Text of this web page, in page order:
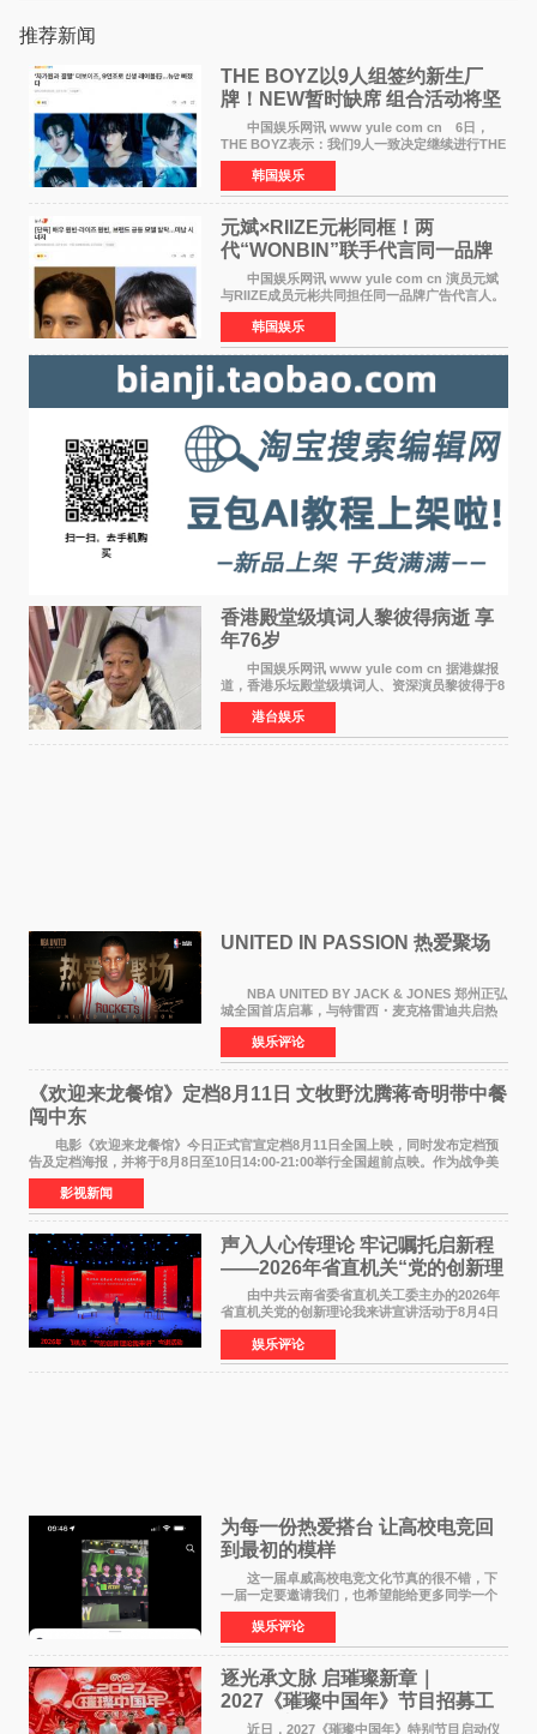
推荐新闻
THE BOYZ以9人组签约新生厂
牌！NEW暂时缺席 组合活动将坚
定不移继续
中国娱乐网讯 www yule com cn 6日，
THE BOYZ表示：我们9人一致决定继续进行THE
BOYZ组合活动，并且已经完成了组合团体活动
签约。目前正在新生厂牌下进行活动准备。尚未
离开THE BOYZ原所
韩国娱乐
元斌×RIIZE元彬同框！两
代“WONBIN”联手代言同一品牌
颜值天花板合体
中国娱乐网讯 www yule com cn 演员元斌
与RIIZE成员元彬共同担任同一品牌广告代言人。
6日据独家报道，继演员元斌之后，RIIZE元彬最
近也被选为某在线中介平台A公司的共同广告代言
人，两人将作
韩国娱乐
香港殿堂级填词人黎彼得病逝 享
年76岁​
中国娱乐网讯 www yule com cn 据港媒报
道，香港乐坛殿堂级填词人、资深演员黎彼得于8
月5日上午因病离世，终年76岁。好友钟志光透
露，黎彼得今年3月中风后便卧床休养，身体机能
持续衰退，最
港台娱乐
UNITED IN PASSION 热爱聚场
NBA UNITED BY JACK & JONES 郑州正弘
城全国首店启幕，与特雷西・麦克格雷迪共启热
爱 2026 年7 月21 日，
NBAUNITEDBYJACK&JONES 全国首店，于郑
州正弘城正式启幕。NBA 传奇球星
娱乐评论
《欢迎来龙餐馆》定档8月11日 文牧野沈腾蒋奇明带中餐
闯中东
电影《欢迎来龙餐馆》今日正式官宣定档8月11日全国上映，同时发布定档预
告及定档海报，并将于8月8日至10日14:00-21:00举行全国超前点映。作为战争美
食大片，影片讲述的是中国厨师徐福（沈腾
影视新闻
声入人心传理论 牢记嘱托启新程
——2026年省直机关“党的创新理
论我来讲”宣讲活动圆满落幕
由中共云南省委省直机关工委主办的2026年
省直机关党的创新理论我来讲宣讲活动于8月4日
至5日在昆明举办。活动以 "牢记嘱托 感恩奋进
开创云南发展新局面 "为主题，坚持以新时代中国
特色社会主义
娱乐评论
为每一份热爱搭台 让高校电竞回
到最初的模样
这一届卓威高校电竞文化节真的很不错，下
一届一定要邀请我们，也希望能给更多同学一个
来到现场的机会。 2026卓威高校电竞文化节
已经落下帷幕，在活动结束后，仍有不少高校电
竞社负责人和现
娱乐评论
逐光承文脉 启璀璨新章｜
2027《璀璨中国年》节目招募工
作圆满启动
近日，2027《璀璨中国年》特别节目启动仪